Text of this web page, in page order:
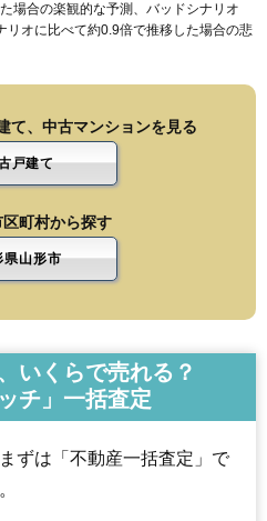
場合の楽観的な予測、バッドシナリオ
リオに比べて約0.9倍で推移した場合の悲
て、中古マンションを見る
戸建て
町村から探す
県山形市
いくらで売れる？
チ」一括査定
ずは「不動産一括査定」で